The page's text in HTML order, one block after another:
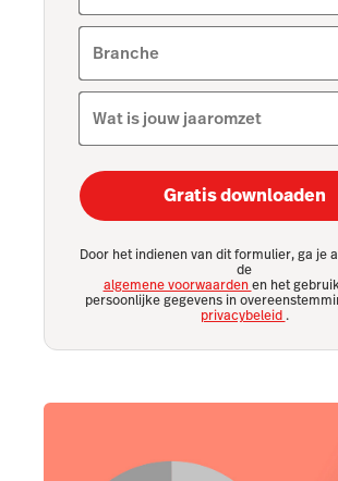
Branche
Wat is jouw jaaromzet
Gratis downloaden
Door het indienen van dit formulier, ga je
de
algemene voorwaardenen het
persoonlijke gegevens in
privacybeleid .